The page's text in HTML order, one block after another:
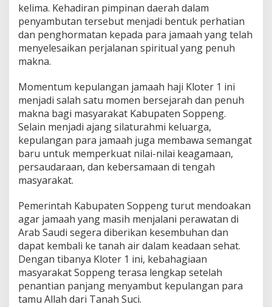
kelima. Kehadiran pimpinan daerah dalam
penyambutan tersebut menjadi bentuk perhatian
dan penghormatan kepada para jamaah yang telah
menyelesaikan perjalanan spiritual yang penuh
makna.
Momentum kepulangan jamaah haji Kloter 1 ini
menjadi salah satu momen bersejarah dan penuh
makna bagi masyarakat Kabupaten Soppeng.
Selain menjadi ajang silaturahmi keluarga,
kepulangan para jamaah juga membawa semangat
baru untuk memperkuat nilai-nilai keagamaan,
persaudaraan, dan kebersamaan di tengah
masyarakat.
Pemerintah Kabupaten Soppeng turut mendoakan
agar jamaah yang masih menjalani perawatan di
Arab Saudi segera diberikan kesembuhan dan
dapat kembali ke tanah air dalam keadaan sehat.
Dengan tibanya Kloter 1 ini, kebahagiaan
masyarakat Soppeng terasa lengkap setelah
penantian panjang menyambut kepulangan para
tamu Allah dari Tanah Suci.